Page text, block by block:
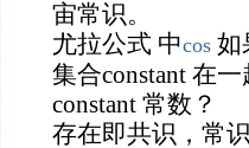
宙常识。
尤拉公式 中cos 如
集合constant 在
constant 常数？
存在即共识，常